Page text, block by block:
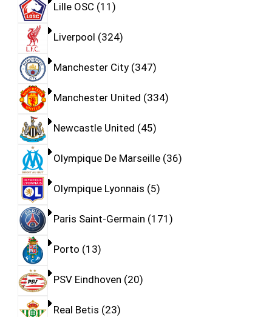
Lille OSC 11
Liverpool 324
Manchester City 347
Manchester United 334
Newcastle United 45
Olympique De Marseille 36
Olympique Lyonnais 5
Paris Saint-Germain 171
Porto 13
PSV Eindhoven 20
Real Betis 23